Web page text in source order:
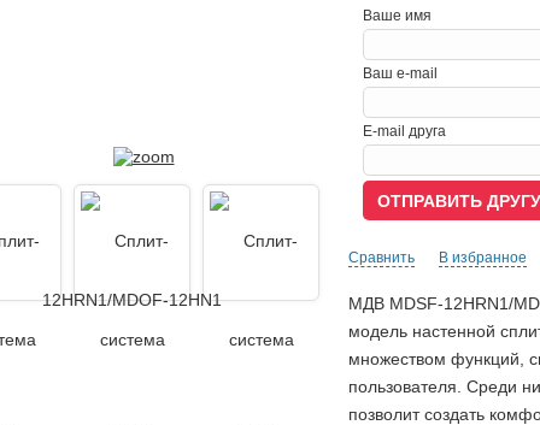
Ваше имя
Ваш e-mail
E-mail друга
Сравнить В избранное
МДВ MDSF-12HRN1/
модель настенной
множеством функций,
пользователя. Среди
позволит создать